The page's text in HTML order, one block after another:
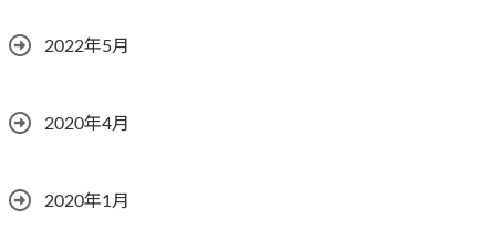
2022年5月
2020年4月
2020年1月